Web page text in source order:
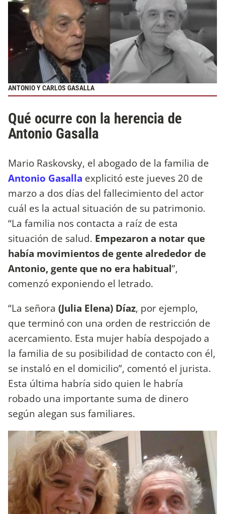
ANTONIO Y CARLOS GASALLA
Qué ocurre con la herencia de
Antonio Gasalla
Mario Raskovsky, el abogado de la familia de
Antonio Gasalla explicitó este jueves 20 de
marzo a dos días del fallecimiento del actor
cuál es la actual situación de su patrimonio.
“La familia nos contacta a raíz de esta
situación de salud. Empezaron a notar que
había movimientos de gente alrededor de
Antonio, gente que no era habitual”,
comenzó exponiendo el letrado.
“La señora (Julia Elena) Díaz, por ejemplo,
que terminó con una orden de restricción de
acercamiento. Esta mujer había despojado a
la familia de su posibilidad de contacto con él,
se instaló en el domicilio”, comentó el jurista.
Esta última habría sido quien le habría
robado una importante suma de dinero
según alegan sus familiares.